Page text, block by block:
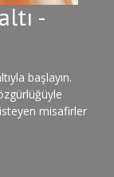
-
başlayın.
misafirler